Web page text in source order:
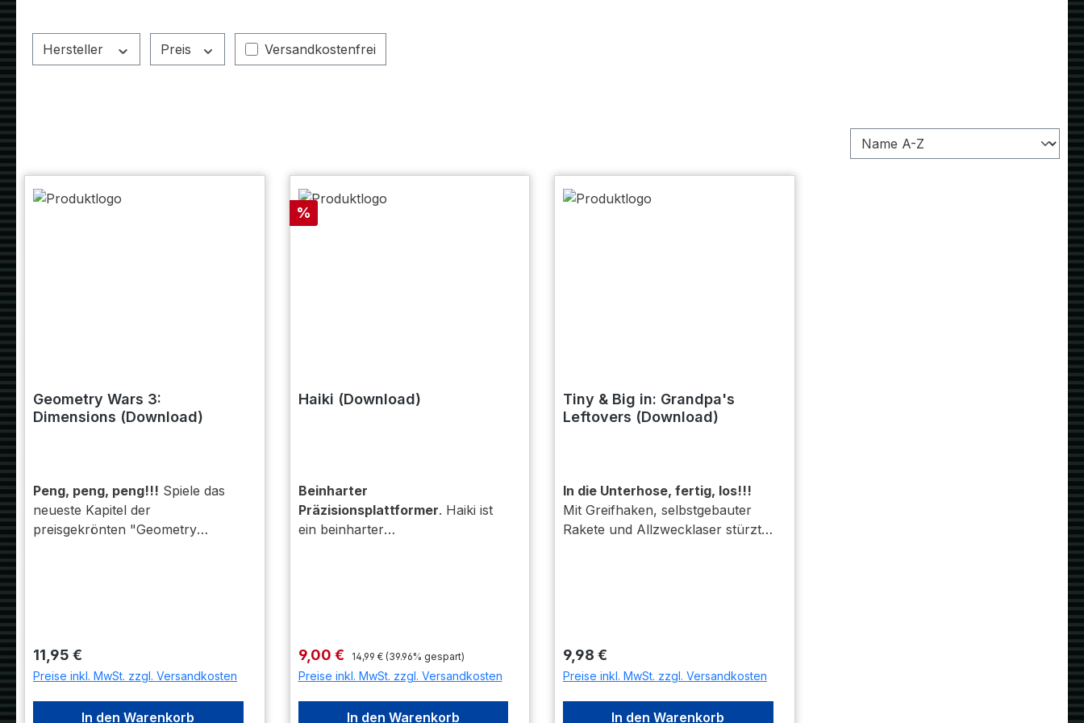
Hersteller Preis Filter hinzufügen: Versandkostenfrei
Versandkostenfrei
Geometry Wars 3:
Dimensions (Download)
Peng, peng, peng!!! Spiele das
neueste Kapitel der
preisgekrönten "Geometry
Regulärer Preis:
11,95 €
Preise inkl. MwSt. zzgl. Versandkosten
In den Warenkorb
Rabatt
%
Haiki (Download)
Beinharter
Präzisionsplattformer. Haiki ist
ein beinharter
durch Laser und blitzschneller
Action ein.
Verkaufspreis:
9,00 € Regulärer Preis:
14,99 € (39.96% gespart)
Preise inkl. MwSt. zzgl. Versandkosten
In den Warenkorb
Tiny & Big in: Grandpa's
Leftovers (Download)
In die Unterhose, fertig, los!!!
Mit Greifhaken, selbstgebauter
Rakete und Allzwecklaser stürzt
unzählige Lösungen! Kreativität
und Einfallsreichtum sind gefragt,
während der Held die ganze Welt
mit seinen drei Werkzeugen
Regulärer Preis:
9,98 €
Preise inkl. MwSt. zzgl. Versandkosten
In den Warenkorb